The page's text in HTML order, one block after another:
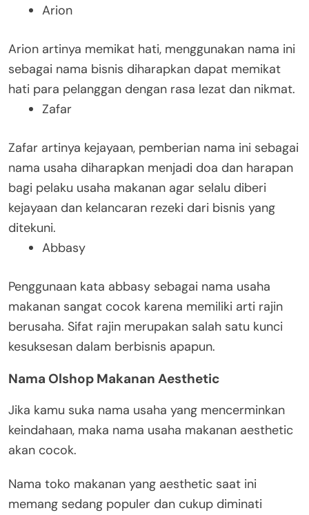
Arion
Arion artinya memikat hati, menggunakan nama ini
sebagai nama bisnis diharapkan dapat memikat
hati para pelanggan dengan rasa lezat dan nikmat.
Zafar
Zafar artinya kejayaan, pemberian nama ini sebagai
nama usaha diharapkan menjadi doa dan harapan
bagi pelaku usaha makanan agar selalu diberi
kejayaan dan kelancaran rezeki dari bisnis yang
ditekuni.
Abbasy
Penggunaan kata abbasy sebagai nama usaha
makanan sangat cocok karena memiliki arti rajin
berusaha. Sifat rajin merupakan salah satu kunci
kesuksesan dalam berbisnis apapun.
Nama Olshop Makanan Aesthetic
Jika kamu suka nama usaha yang mencerminkan
keindahaan, maka nama usaha makanan aesthetic
akan cocok.
Nama toko makanan yang aesthetic saat ini
memang sedang populer dan cukup diminati